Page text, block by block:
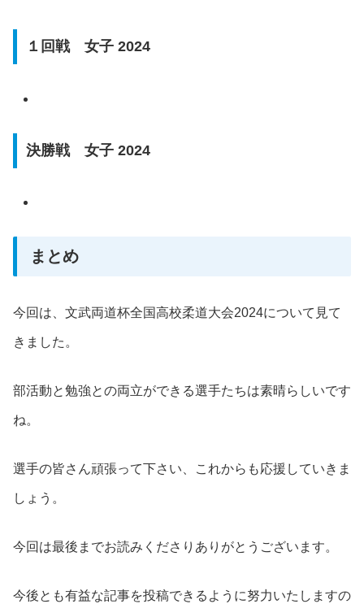
１回戦 女子 2024
決勝戦 女子 2024
まとめ
今回は、文武両道杯全国高校柔道大会2024について見て
きました。
部活動と勉強との両立ができる選手たちは素晴らしいです
ね。
選手の皆さん頑張って下さい、これからも応援していきま
しょう。
今回は最後までお読みくださりありがとうございます。
今後とも有益な記事を投稿できるように努力いたしますの